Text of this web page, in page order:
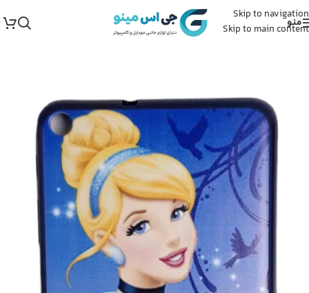
Skip to navigation
Skip to main content
منو